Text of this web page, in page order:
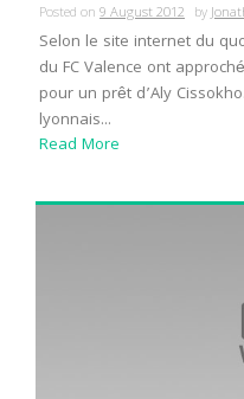
Posted on 9 August 2012 by
Selon le site internet du
du FC Valence ont
pour un prêt d’Aly
lyonnais...
Read More